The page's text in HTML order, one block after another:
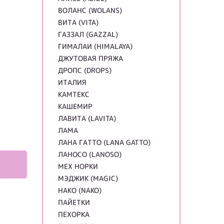
ВОЛАНС (WOLANS)
ВИТА (VITA)
ГАЗЗАЛ (GAZZAL)
ГИМАЛАИ (HIMALAYA)
ДЖУТОВАЯ ПРЯЖА
ДРОПС (DROPS)
ИТАЛИЯ
КАМТЕКС
КАШЕМИР
ЛАВИТА (LAVITA)
ЛАМА
ЛАНА ГАТТО (LANA GATTO)
ЛАНОСО (LANOSO)
МЕХ НОРКИ
МЭДЖИК (MAGIC)
НАКО (NAKO)
ПАЙЕТКИ
ПЕХОРКА